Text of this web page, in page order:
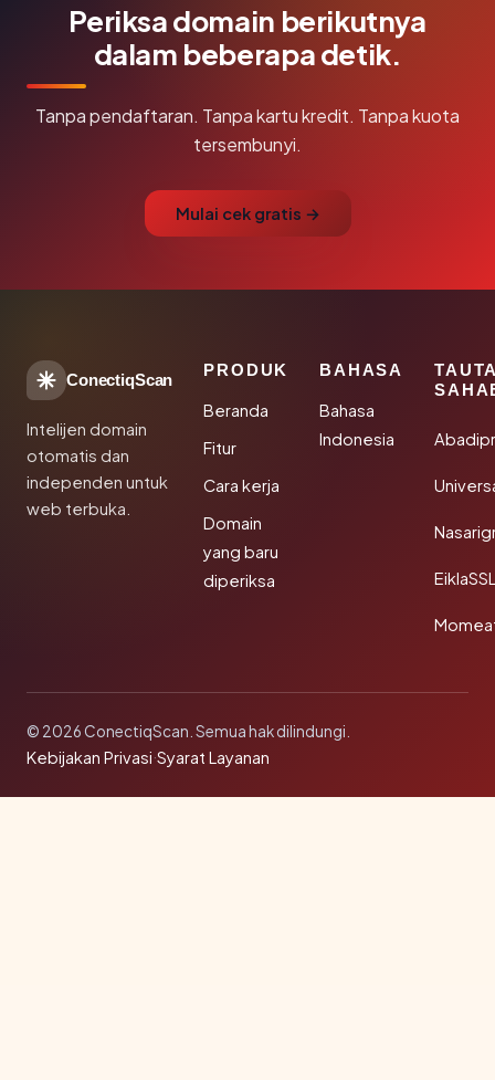
Periksa domain berikutnya
dalam beberapa detik.
Tanpa pendaftaran. Tanpa kartu kredit. Tanpa kuota
tersembunyi.
Mulai cek gratis →
ConectiqScan
Intelijen domain
otomatis dan
independen untuk
web terbuka.
PRODUK
Beranda
Fitur
Cara kerja
Domain
yang baru
diperiksa
BAHASA
Bahasa
Indonesia
© 2026 ConectiqScan. Semua hak dilindungi.
Kebijakan Privasi·Syarat Layanan